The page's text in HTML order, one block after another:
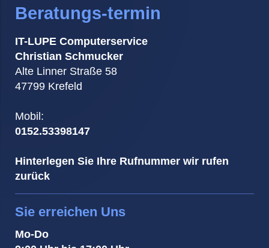
Beratungs-termin
IT-LUPE Computerservice
Christian Schmucker
Alte Linner Straße 58
47799 Krefeld
Mobil:
0152.53398147
Hinterlegen Sie Ihre Rufnummer wir rufen
zurück
Sie erreichen Uns
Mo-Do